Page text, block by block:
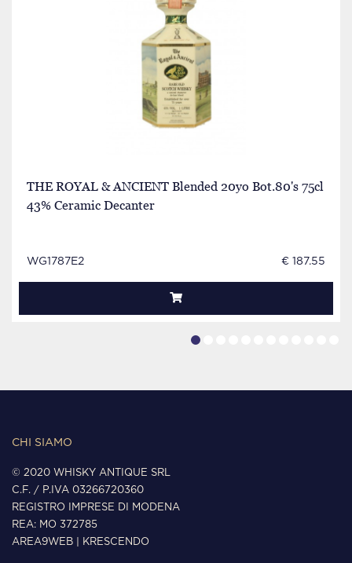
THE ROYAL & ANCIENT Blended 20yo Bot.80's 75cl
43% Ceramic Decanter
WG1787E2 € 187.55
CHI SIAMO
© 2020 WHISKY ANTIQUE SRL
C.F. / P.IVA 03266720360
REGISTRO IMPRESE DI MODENA
REA: MO 372785
AREA9WEB
KRESCENDO